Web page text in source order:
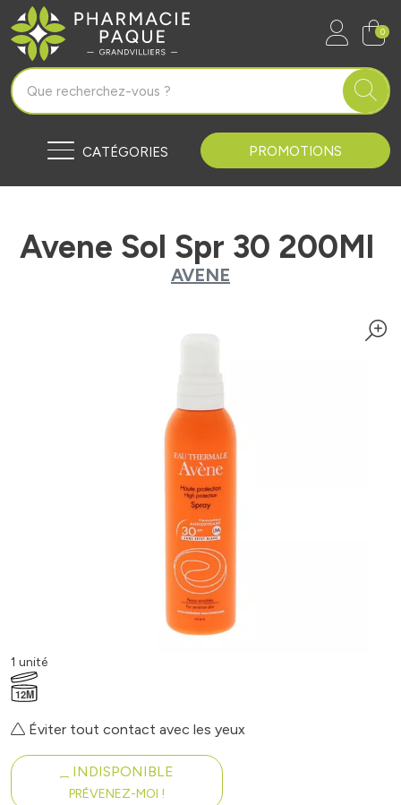
Pharmacie Paque Grandvilliers
0
CATÉGORIES PROMOTIONS
Avene Sol Spr 30 200Ml
AVENE
1 unité
12M
Éviter tout contact avec les yeux
INDISPONIBLE
PRÉVENEZ-MOI !